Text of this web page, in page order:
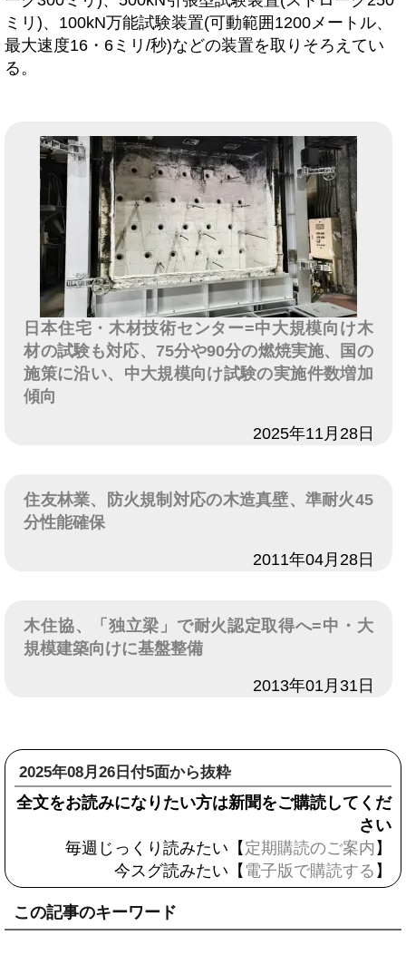
ミリ)、100kN万能試験装置(可動範囲1200メートル、
最大速度16・6ミリ/秒)などの装置を取りそろえてい
る。
日本住宅・木材技術センター=中大規模向け木
材の試験も対応、75分や90分の燃焼実施、国の
施策に沿い、中大規模向け試験の実施件数増加
傾向
2025年11月28日
住友林業、防火規制対応の木造真壁、準耐火45
分性能確保
2011年04月28日
木住協、「独立梁」で耐火認定取得へ=中・大
規模建築向けに基盤整備
2013年01月31日
2025年08月26日付5面から抜粋
全文をお読みになりたい方は新聞をご購読してくだ
さい
毎週じっくり読みたい【 定期購読のご案内 】
今スグ読みたい【 電子版で購読する 】
この記事のキーワード